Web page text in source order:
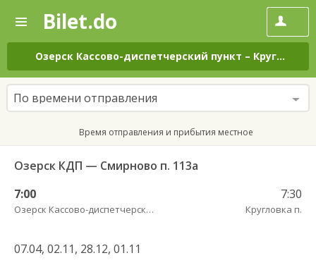
—
Поиск
и
покупка
билетов
на
автобус
онлайн
Bilet.do
Озерск Кассово-диспетчерский пункт – Кругловка п.
По времени отправления
Время отправления и прибытия местное
Озерск КДП — Смирново п. 113а
7:00
Озерск Кассово-диспетчерский пункт
7:30
Кругловка п.
07.04, 02.11, 28.12, 01.11